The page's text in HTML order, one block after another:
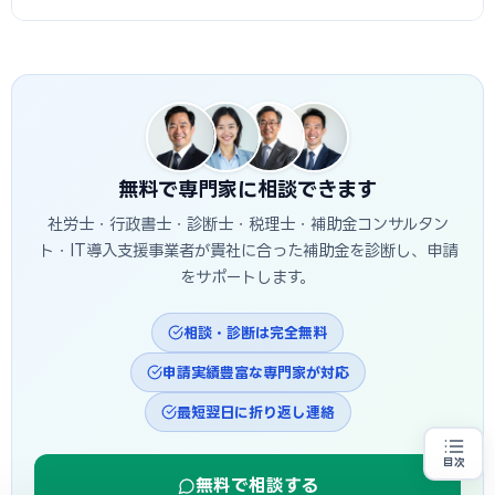
円、6〜20人：750万円、21人以上：1,000万円）の範囲内
であれば台数の制限はありません（賃上げ加算後の上限額も
参照）。実際の補助対象上限は最新公募要領で確認してくだ
無料で専門家に相談できます
社労士・行政書士・診断士・税理士・補助金コンサルタン
ト・IT導入支援事業者が貴社に合った補助金を診断し、申請
をサポートします。
相談・診断は完全無料
申請実績豊富な専門家が対応
最短翌日に折り返し連絡
無料で相談する
目次
専門家に無料相談する
地域・業種から選べる